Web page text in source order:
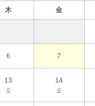
木 金
6 7
13
○
14
○